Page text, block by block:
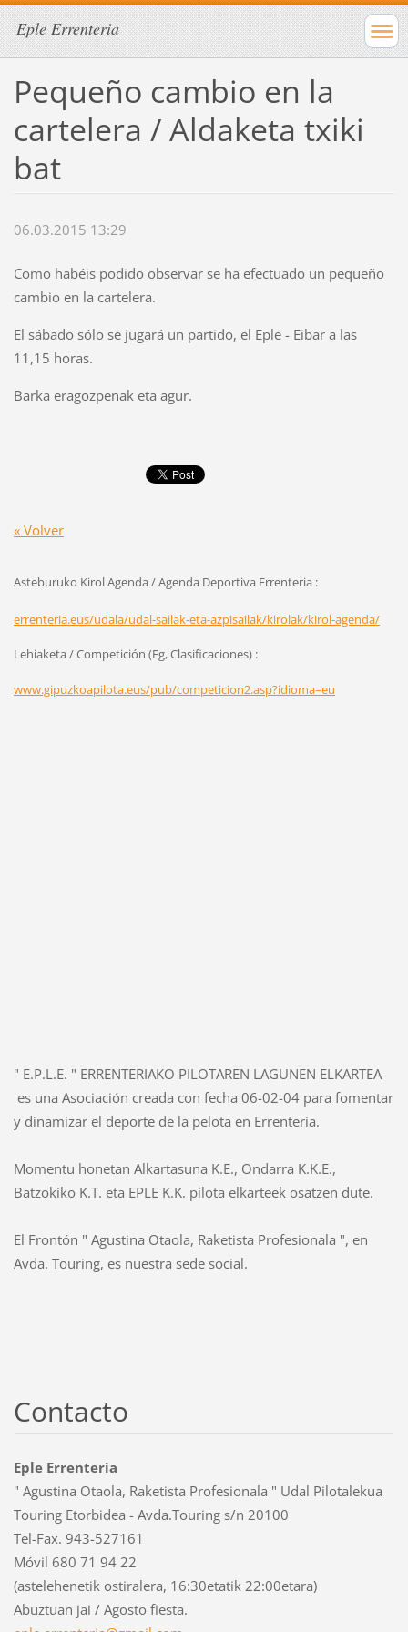
Eple Errenteria
Pequeño cambio en la
cartelera / Aldaketa txiki
bat
06.03.2015 13:29
Como habéis podido observar se ha efectuado un pequeño
cambio en la cartelera.
El sábado sólo se jugará un partido, el Eple - Eibar a las
11,15 horas.
Barka eragozpenak eta agur.
« Volver
Asteburuko Kirol Agenda / Agenda Deportiva Errenteria :
errenteria.eus/udala/udal-sailak-eta-azpisailak/kirolak/kirol-agenda/
Lehiaketa / Competición (Fg, Clasificaciones) :
www.gipuzkoapilota.eus/pub/competicion2.asp?idioma=eu
" E.P.L.E. " ERRENTERIAKO PILOTAREN LAGUNEN ELKARTEA
es una Asociación creada con fecha 06-02-04 para fomentar
y dinamizar el deporte de la pelota en Errenteria.
Momentu honetan Alkartasuna K.E., Ondarra K.K.E.,
Batzokiko K.T. eta EPLE K.K. pilota elkarteek osatzen dute.
El Frontón " Agustina Otaola, Raketista Profesionala ", en
Avda. Touring, es nuestra sede social.
Contacto
Eple Errenteria
" Agustina Otaola, Raketista Profesionala " Udal Pilotalekua
Touring Etorbidea - Avda.Touring s/n 20100
Tel-Fax. 943-527161
Móvil 680 71 94 22
(astelehenetik ostiralera, 16:30etatik 22:00etara)
Abuztuan jai / Agosto fiesta.